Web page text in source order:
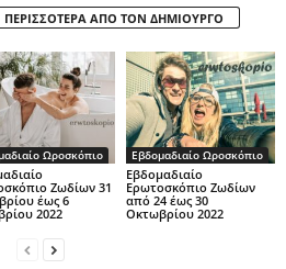
ΠΕΡΙΣΣΟΤΕΡΑ ΑΠΟ ΤΟΝ ΔΗΜΙΟΥΡΓΟ
Ωροσκόπιο
Ζωδίων 31
έως 6
2022
Εβδομαδιαίο Ωροσκόπιο
Εβδομαδιαίο
Ερωτοσκόπιο Ζωδίων
από 24 έως 30
Οκτωβρίου 2022